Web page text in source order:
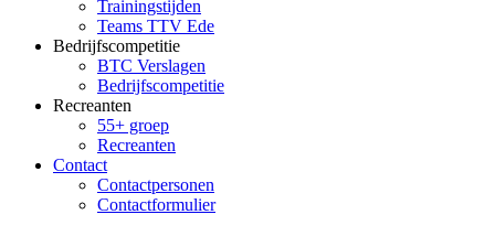
Trainingstijden
Teams TTV Ede
Bedrijfscompetitie
BTC Verslagen
Bedrijfscompetitie
Recreanten
55+ groep
Recreanten
Contact
Contactpersonen
Contactformulier